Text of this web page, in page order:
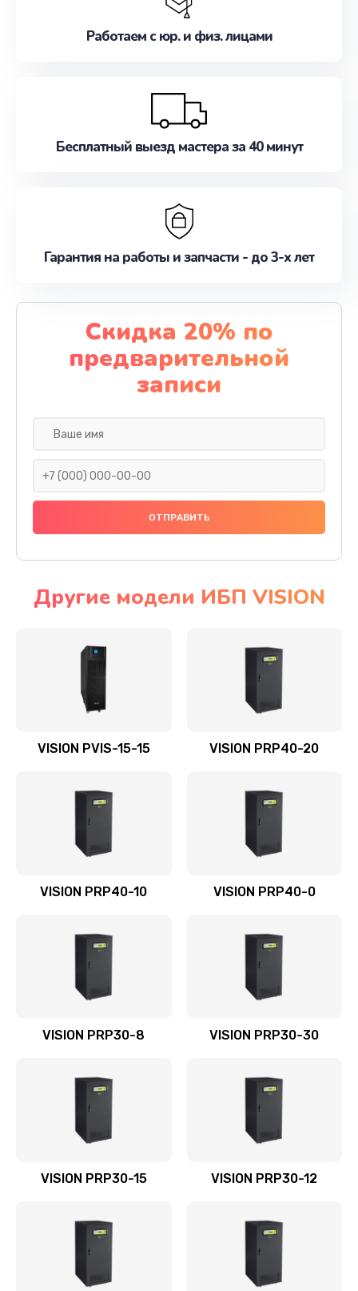
Работаем с юр. и физ. лицами
Бесплатный выезд мастера за 40 минут
Гарантия на работы и запчасти - до 3-х лет
Скидка 20% по
предварительной
записи
Другие модели ИБП VISION
VISION PVIS-15-15 VISION PRP40-20
VISION PRP40-10 VISION PRP40-0
VISION PRP30-8 VISION PRP30-30
VISION PRP30-15 VISION PRP30-12